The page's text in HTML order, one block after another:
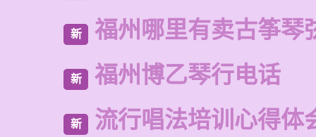
新 福州哪里有卖古筝琴
新 福州博乙琴行电话
新 流行唱法培训心得体